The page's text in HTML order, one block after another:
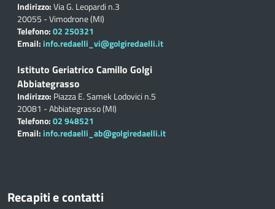
Indirizzo:Via G. Leopardi n.3
20055 - Vimodrone (MI)
Telefono:02 250321
Email: info.redaelli_vi@golgiredaelli.it
Istituto Geriatrico Camillo Golgi
Abbiategrasso
Indirizzo: Piazza E. Samek Lodovici n.5
20081 - Abbiategrasso (MI)
Telefono:02 948521
Email: info.redaelli_ab@golgiredaelli.it
Recapiti e contatti